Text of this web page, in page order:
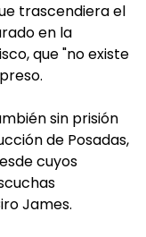
trascendiera el
en la
que "no existe
sin prisión
de Posadas,
cuyos
James.